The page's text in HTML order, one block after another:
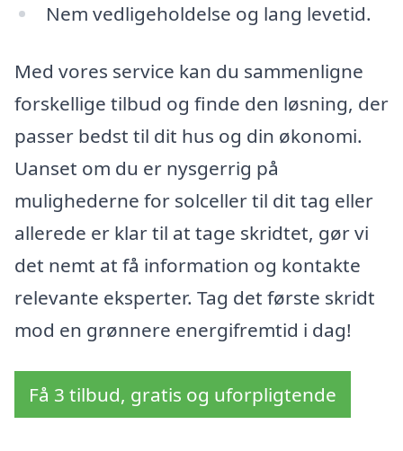
Nem vedligeholdelse og lang levetid.
Med vores service kan du sammenligne
forskellige tilbud og finde den løsning, der
passer bedst til dit hus og din økonomi.
Uanset om du er nysgerrig på
mulighederne for solceller til dit tag eller
allerede er klar til at tage skridtet, gør vi
det nemt at få information og kontakte
relevante eksperter. Tag det første skridt
mod en grønnere energifremtid i dag!
Få 3 tilbud, gratis og uforpligtende